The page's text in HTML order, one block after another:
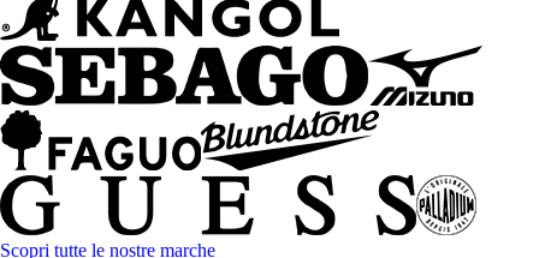
Scopri tutte le nostre marche